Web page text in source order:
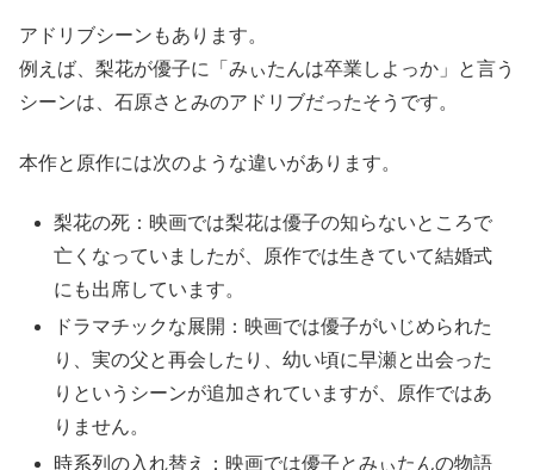
アドリブシーンもあります。
例えば、梨花が優子に「みぃたんは卒業しよっか」と言う
シーンは、石原さとみのアドリブだったそうです。
本作と原作には次のような違いがあります。
梨花の死：映画では梨花は優子の知らないところで
亡くなっていましたが、原作では生きていて結婚式
にも出席しています。
ドラマチックな展開：映画では優子がいじめられた
り、実の父と再会したり、幼い頃に早瀬と出会った
りというシーンが追加されていますが、原作ではあ
りません。
時系列の入れ替え：映画では優子とみぃたんの物語